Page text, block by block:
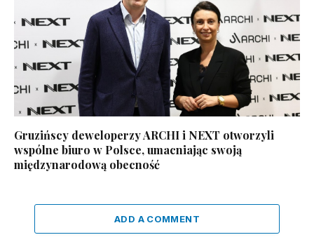
Gruzińscy deweloperzy ARCHI i NEXT otworzyli
wspólne biuro w Polsce, umacniając swoją
międzynarodową obecność
ADD A COMMENT